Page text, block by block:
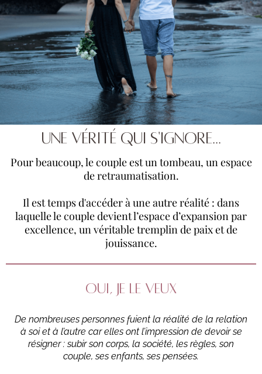
Une vérité qui s'ignore...
Pour beaucoup, le couple est un tombeau, un espace
de retraumatisation.
Il est temps d'accéder à une autre réalité : dans
laquelle le couple devient l’espace d’expansion par
excellence, un véritable tremplin de paix et de
jouissance.
OUI, JE LE VEUX
De nombreuses personnes fuient la réalité de la relation
à soi et à l’autre car elles ont l’impression de devoir se
résigner : subir son corps, la société, les règles, son
couple, ses enfants, ses pensées.